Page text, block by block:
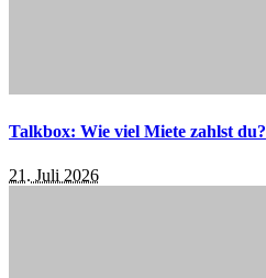
Talkbox: Wie viel Miete zahlst du?
21. Juli 2026